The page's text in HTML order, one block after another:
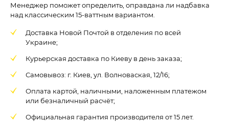
Менеджер поможет определить, оправдана ли надбавка
над классическим 15-ваттным вариантом.
Доставка Новой Почтой в отделения по всей
Украине;
Курьерская доставка по Киеву в день заказа;
Самовывоз: г. Киев, ул. Волноваская, 12/16;
Оплата картой, наличными, наложенным платежом
или безналичный расчёт;
Официальная гарантия производителя от 15 лет.